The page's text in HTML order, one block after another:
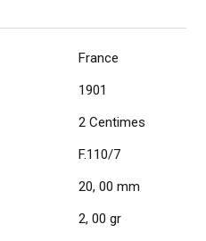
France
1901
2 Centimes
F.110/7
20, 00 mm
2, 00 gr